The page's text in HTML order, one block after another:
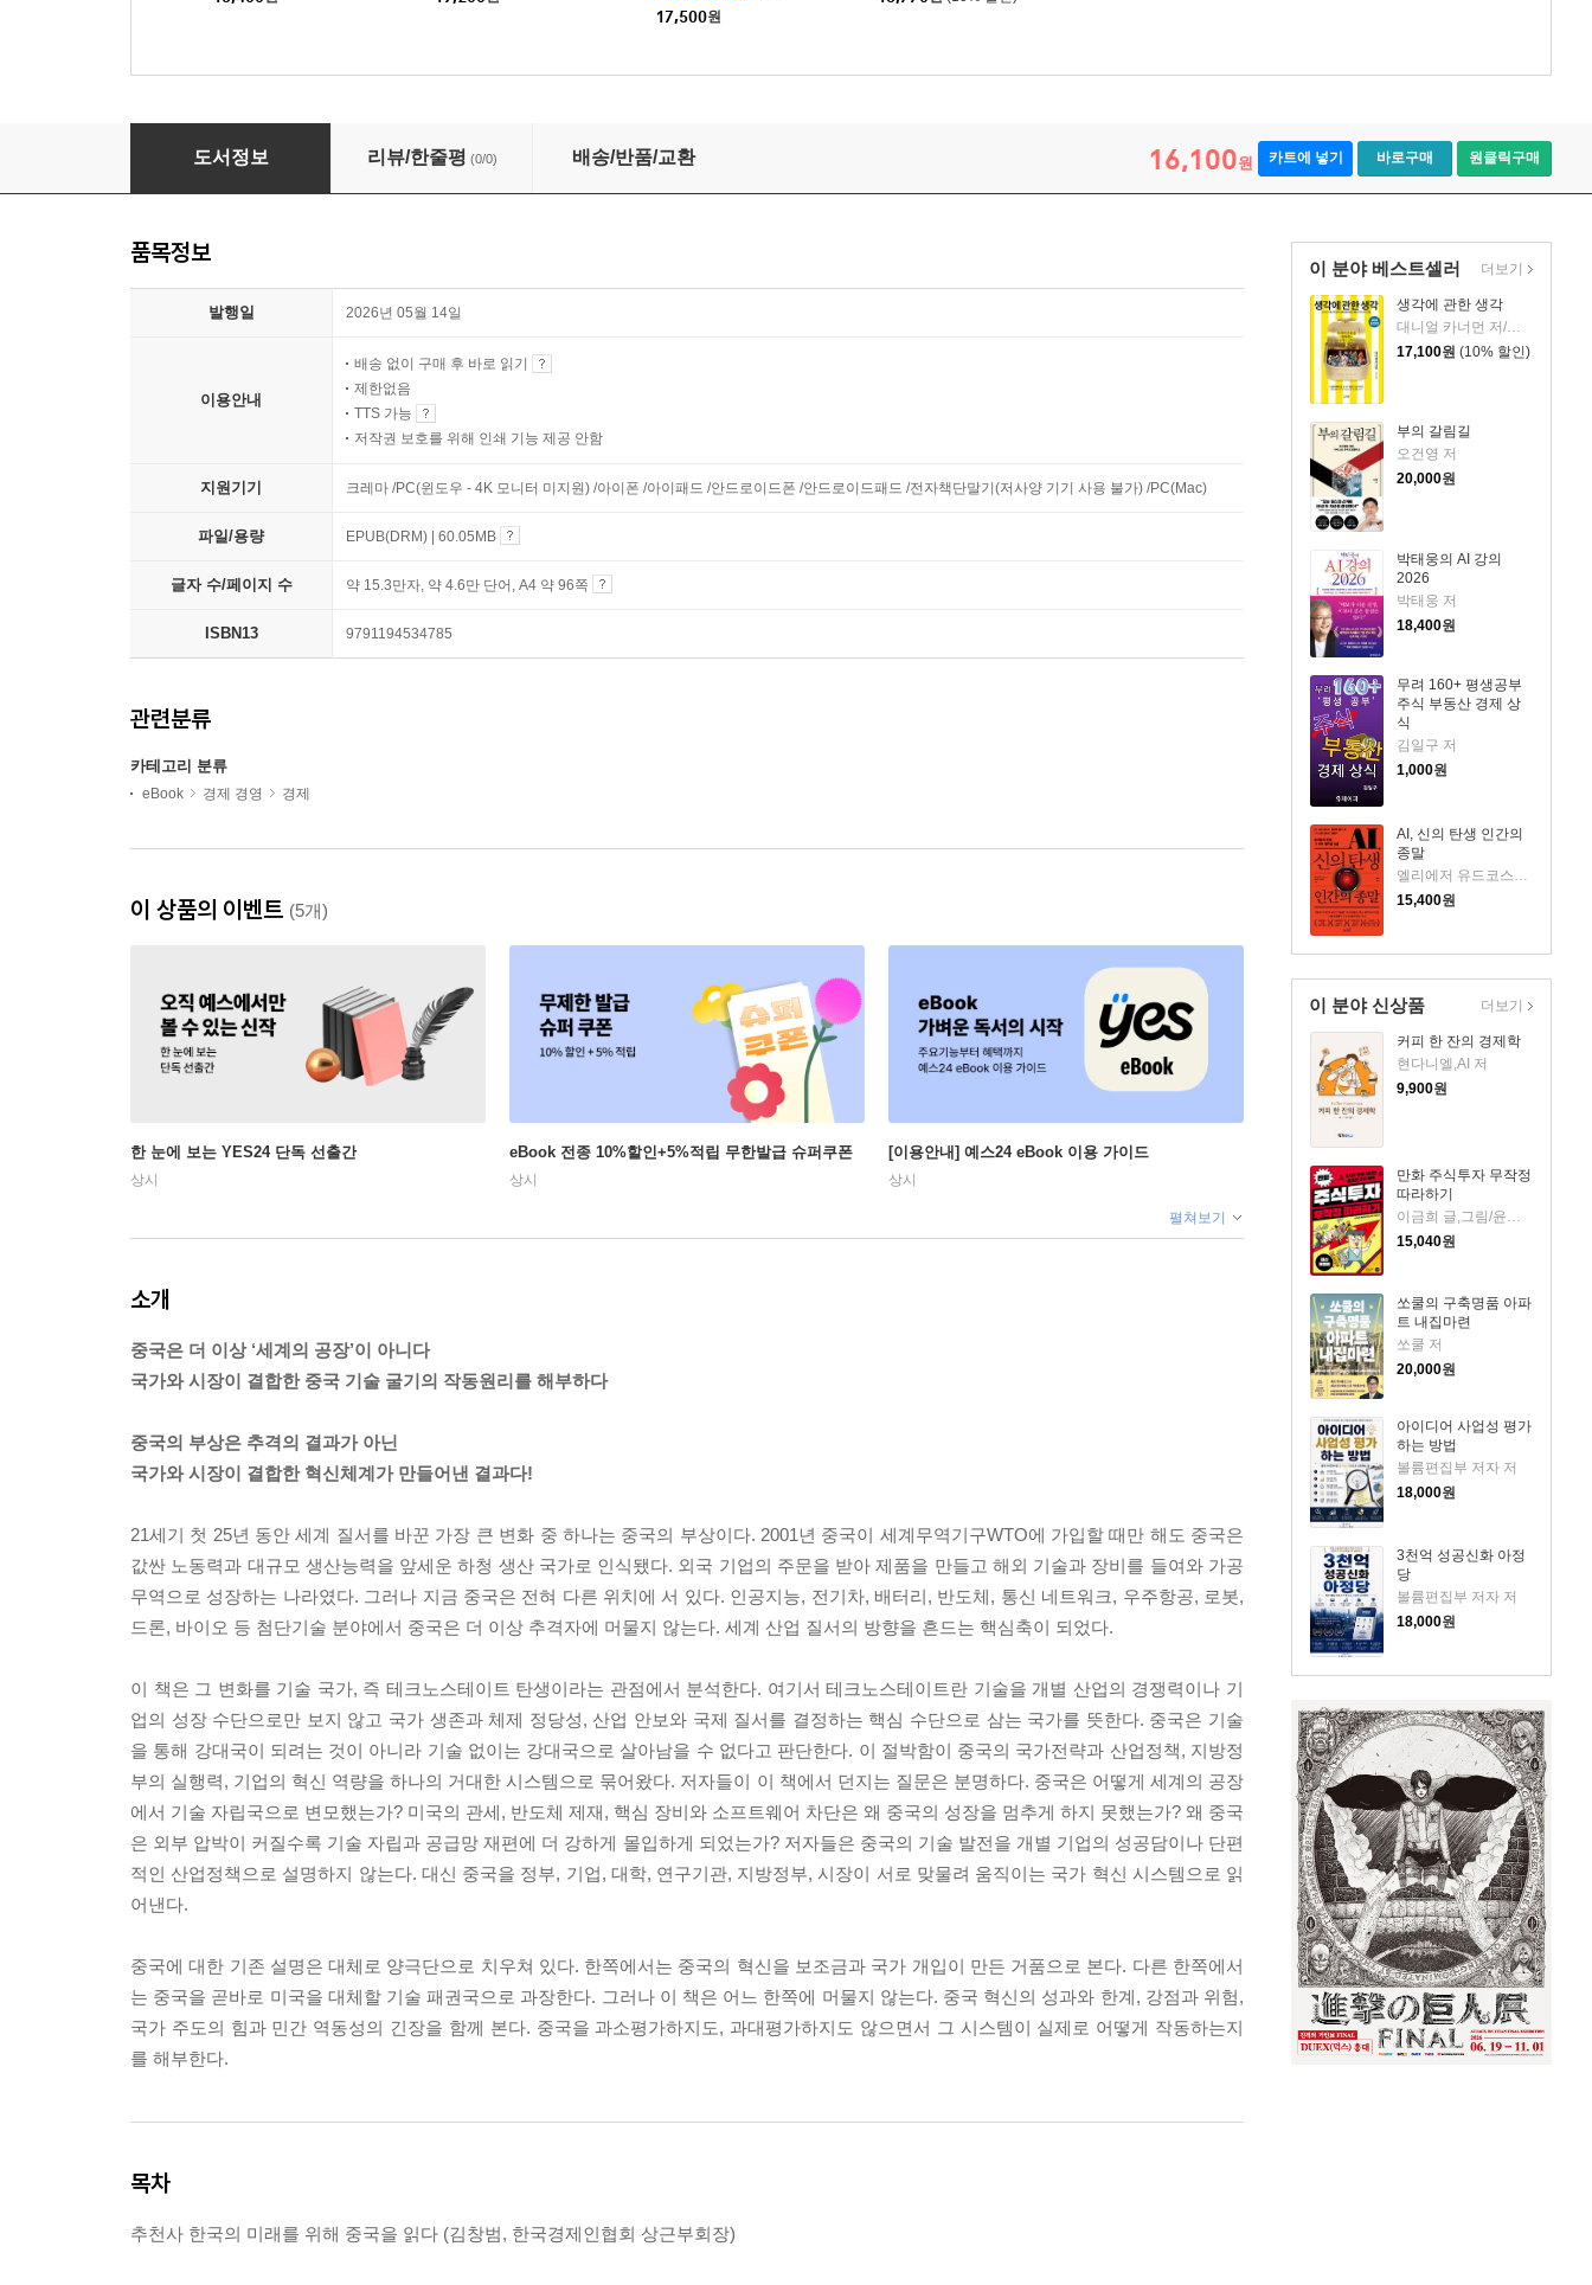
17,500원
테크노스테이트 차이나
도서정보 리뷰/한줄평 (0/0) 배송/반품/교환 16,100원 카트에 넣기 바로구매 원클릭구매
이 분야 베스트셀러
생각에 관한 생각
17,100원 (10% 할인)
부의 갈림길
오건영 저
20,000원
박태웅의 AI 강의
2026
박태웅 저
18,400원
무려 160+ 평생공부
주식 부동산 경제 상
식
김일구 저
1,000원
AI, 신의 탄생 인간의
종말
엘리에저 유드코스키,네이트 소아레스 공저/고영훈 역
15,400원
더보기
이 분야 신상품
커피 한 잔의 경제학
현다니엘,AI 저
9,900원
만화 주식투자 무작정
따라하기
이금희 글,그림/윤재수 원작
15,040원
쏘쿨의 구축명품 아파
트 내집마련
쏘쿨 저
20,000원
아이디어 사업성 평가
하는 방법
볼륨편집부 저자 저
18,000원
3천억 성공신화 아정
당
볼륨편집부 저자 저
18,000원
더보기
품목정보
발행일 2026년 05월 14일
이용안내
배송 없이 구매 후 바로 읽기
제한없음
TTS 가능
저작권 보호를 위해 인쇄 기능 제공 안함
지원기기 크레마 /PC(윈도우 - 4K 모니터 미지원) /아이폰 /아이패드 /안드로이드폰 /안드로이드패드 /전자책단말기(저사양 기기 사용 불가) /PC(Mac)
파일/용량 EPUB(DRM) | 60.05MB
글자 수/페이지 수 약 15.3만자, 약 4.6만 단어, A4 약 96쪽
ISBN13 9791194534785
관련분류
카테고리 분류
eBook 경제 경영 경제
이 상품의 이벤트 (5개)
한 눈에 보는 YES24 단독 선출간
상시
eBook 전종 10%할인+5%적립 무한발급 슈퍼쿠폰
상시
[이용안내] 예스24 eBook 이용 가이드
상시
펼쳐보기
소개
중국은 더 이상 ‘세계의 공장’이 아니다
국가와 시장이 결합한 중국 기술 굴기의 작동원리를 해부하다
중국의 부상은 추격의 결과가 아닌
국가와 시장이 결합한 혁신체계가 만들어낸 결과다!
21세기 첫 25년 동안 세계 질서를 바꾼 가장 큰 변화 중 하나는 중국의 부상이다. 2001년 중국이 세계무역기구WTO에 가입할 때만 해도 중국은
값싼 노동력과 대규모 생산능력을 앞세운 하청 생산 국가로 인식됐다. 외국 기업의 주문을 받아 제품을 만들고 해외 기술과 장비를 들여와 가공
무역으로 성장하는 나라였다. 그러나 지금 중국은 전혀 다른 위치에 서 있다. 인공지능, 전기차, 배터리, 반도체, 통신 네트워크, 우주항공, 로봇,
드론, 바이오 등 첨단기술 분야에서 중국은 더 이상 추격자에 머물지 않는다. 세계 산업 질서의 방향을 흔드는 핵심축이 되었다.
이 책은 그 변화를 기술 국가, 즉 테크노스테이트 탄생이라는 관점에서 분석한다. 여기서 테크노스테이트란 기술을 개별 산업의 경쟁력이나 기
업의 성장 수단으로만 보지 않고 국가 생존과 체제 정당성, 산업 안보와 국제 질서를 결정하는 핵심 수단으로 삼는 국가를 뜻한다. 중국은 기술
을 통해 강대국이 되려는 것이 아니라 기술 없이는 강대국으로 살아남을 수 없다고 판단한다. 이 절박함이 중국의 국가전략과 산업정책, 지방정
부의 실행력, 기업의 혁신 역량을 하나의 거대한 시스템으로 묶어왔다. 저자들이 이 책에서 던지는 질문은 분명하다. 중국은 어떻게 세계의 공장
에서 기술 자립국으로 변모했는가? 미국의 관세, 반도체 제재, 핵심 장비와 소프트웨어 차단은 왜 중국의 성장을 멈추게 하지 못했는가? 왜 중국
은 외부 압박이 커질수록 기술 자립과 공급망 재편에 더 강하게 몰입하게 되었는가? 저자들은 중국의 기술 발전을 개별 기업의 성공담이나 단편
적인 산업정책으로 설명하지 않는다. 대신 중국을 정부, 기업, 대학, 연구기관, 지방정부, 시장이 서로 맞물려 움직이는 국가 혁신 시스템으로 읽
어낸다.
중국에 대한 기존 설명은 대체로 양극단으로 치우쳐 있다. 한쪽에서는 중국의 혁신을 보조금과 국가 개입이 만든 거품으로 본다. 다른 한쪽에서
는 중국을 곧바로 미국을 대체할 기술 패권국으로 과장한다. 그러나 이 책은 어느 한쪽에 머물지 않는다. 중국 혁신의 성과와 한계, 강점과 위험,
국가 주도의 힘과 민간 역동성의 긴장을 함께 본다. 중국을 과소평가하지도, 과대평가하지도 않으면서 그 시스템이 실제로 어떻게 작동하는지
를 해부한다.
목차
추천사 한국의 미래를 위해 중국을 읽다 (김창범, 한국경제인협회 상근부회장)